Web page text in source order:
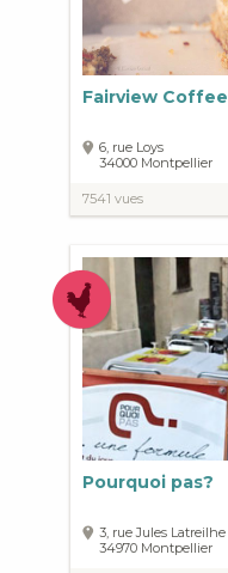
Fairview Coffee
6, rue Loys
34000 Montpellier
7541 vues
Pourquoi pas?
3, rue Jules Latreilhe
34970 Montpellier